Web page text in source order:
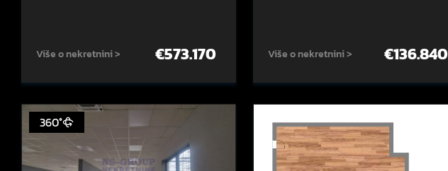
Više o nekretnini > €573.170 Više o nekretnini > €136.840
360°